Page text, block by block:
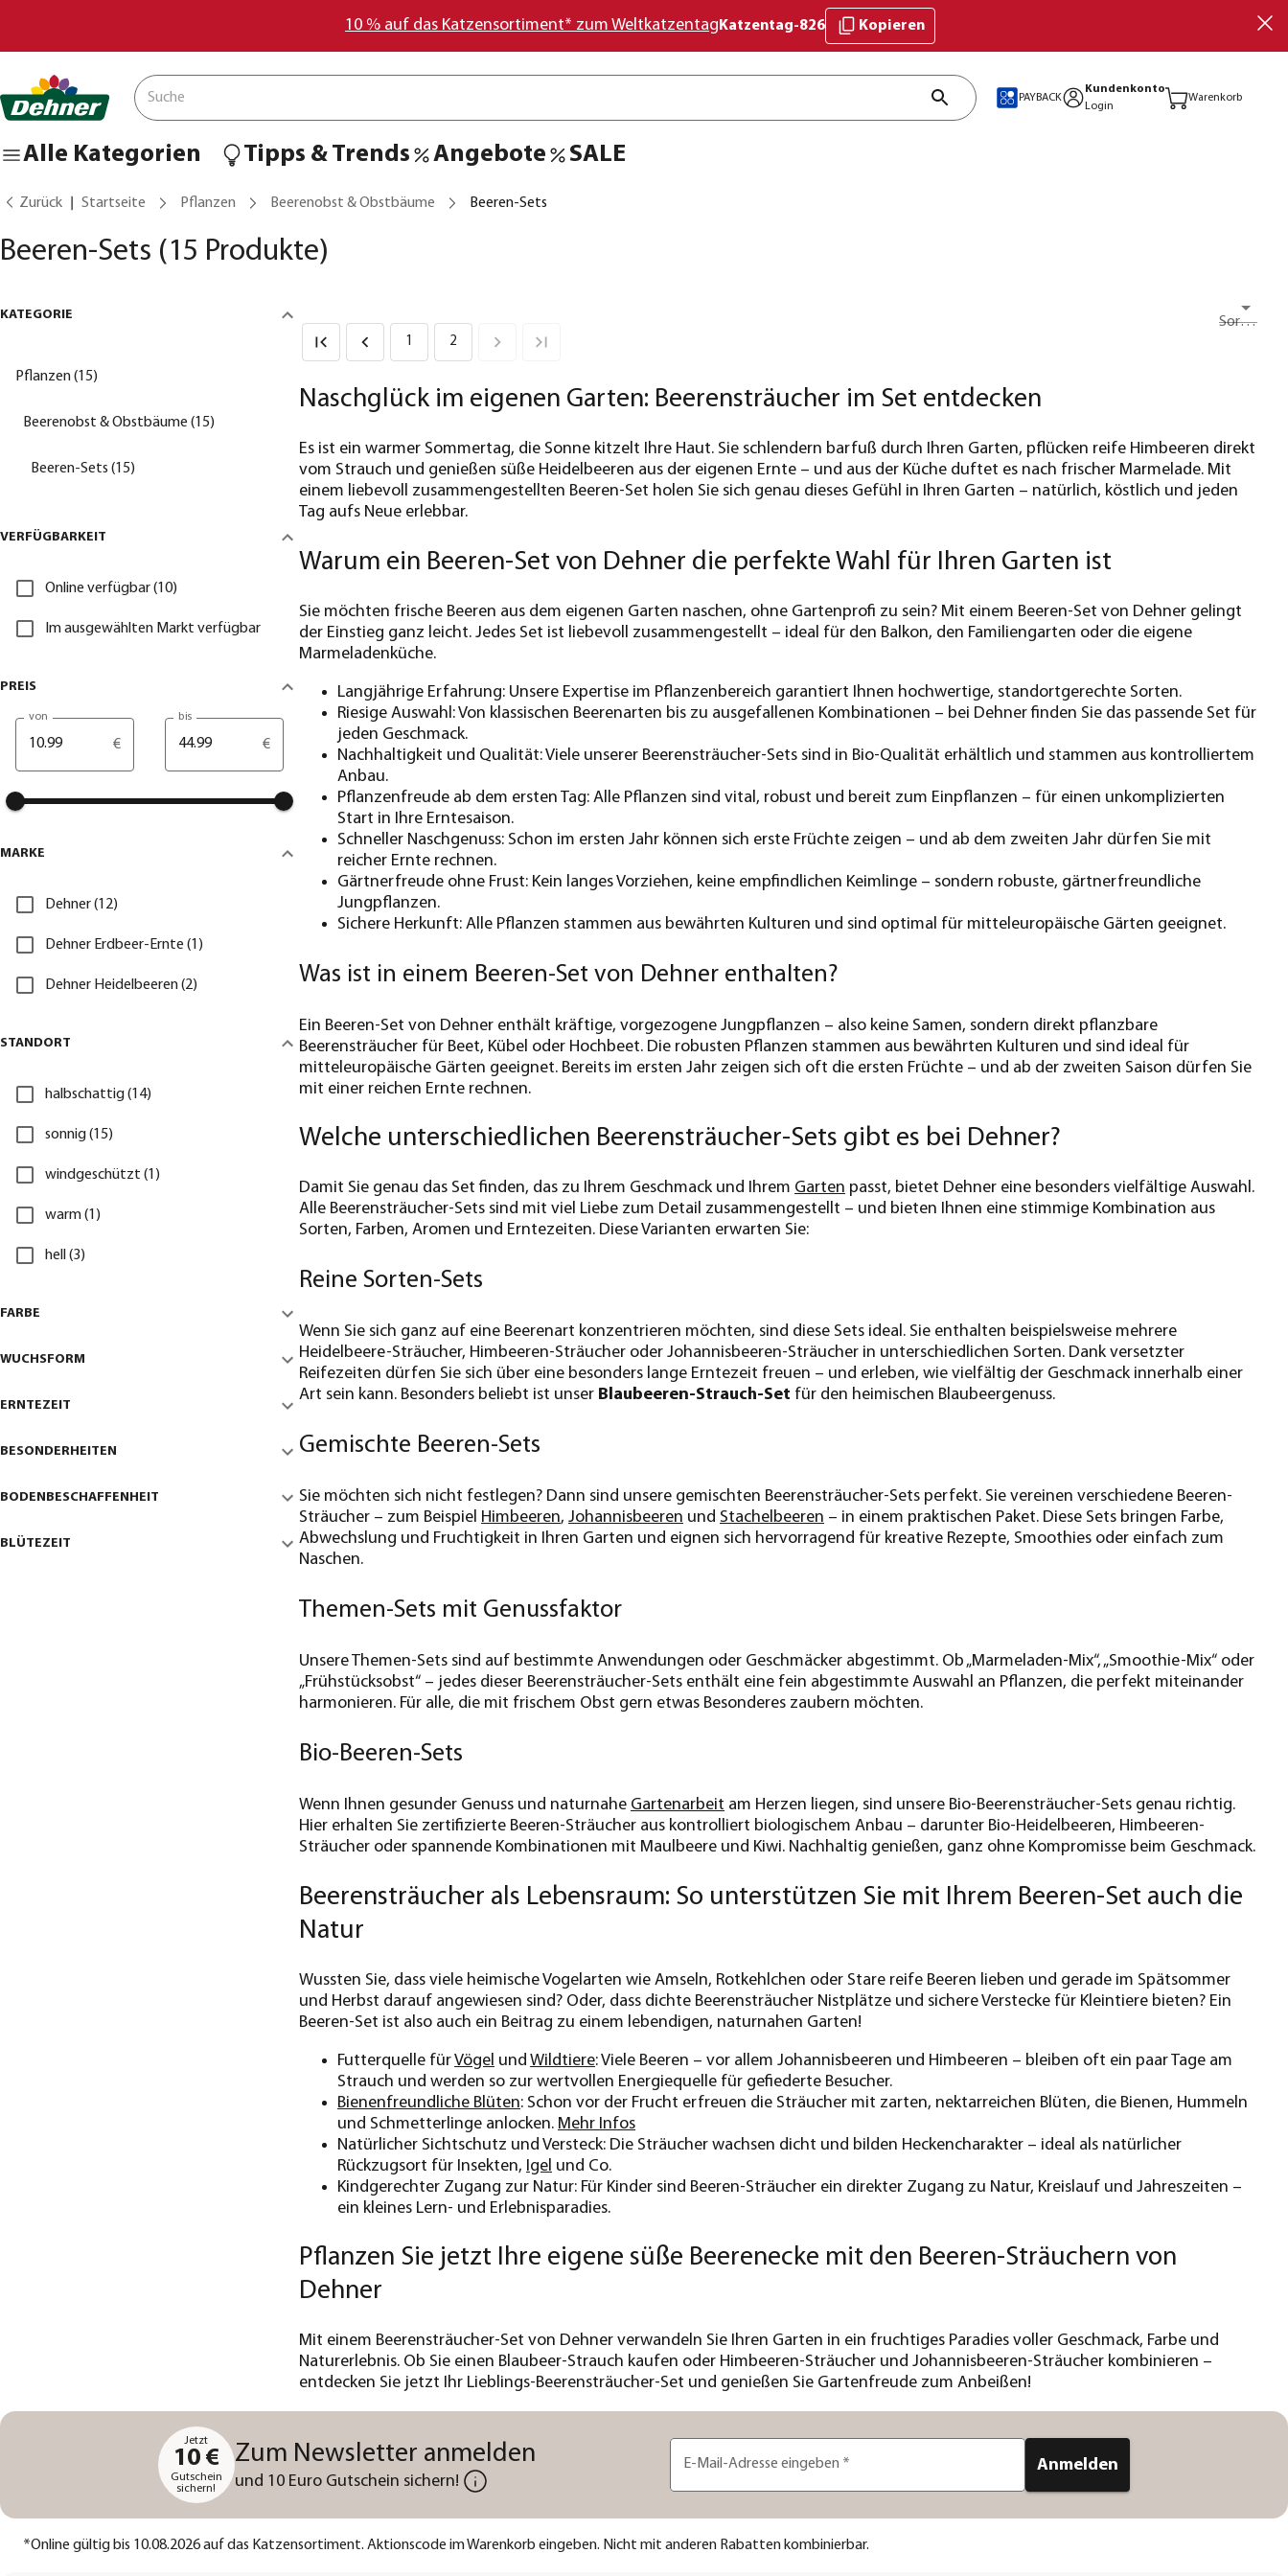
10 % auf das Katzensortiment* zum Weltkatzentag Katzentag-826 Kopieren
PAYBACK
Kundenkonto
Login
Warenkorb
Alle Kategorien Tipps & Trends Angebote SALE
Zurück Startseite Pflanzen Beerenobst & Obstbäume Beeren-Sets
Beeren-Sets (15 Produkte)
KATEGORIE
Pflanzen (15)
Beerenobst & Obstbäume (15)
Beeren-Sets (15)
VERFÜGBARKEIT
Online verfügbar (10)
Im ausgewählten Markt verfügbar
PREIS
von
€
bis
€
MARKE
Dehner (12)
Dehner Erdbeer-Ernte (1)
Dehner Heidelbeeren (2)
STANDORT
halbschattig (14)
sonnig (15)
windgeschützt (1)
warm (1)
hell (3)
FARBE
WUCHSFORM
ERNTEZEIT
BESONDERHEITEN
BODENBESCHAFFENHEIT
BLÜTEZEIT
Sortieren nach
1 2
Naschglück im eigenen Garten: Beerensträucher im Set entdecken
Es ist ein warmer Sommertag, die Sonne kitzelt Ihre Haut. Sie schlendern barfuß durch Ihren Garten, pflücken reife Himbeeren direkt
vom Strauch und genießen süße Heidelbeeren aus der eigenen Ernte – und aus der Küche duftet es nach frischer Marmelade. Mit
einem liebevoll zusammengestellten Beeren-Set holen Sie sich genau dieses Gefühl in Ihren Garten – natürlich, köstlich und jeden
Tag aufs Neue erlebbar.
Warum ein Beeren-Set von Dehner die perfekte Wahl für Ihren Garten ist
Sie möchten frische Beeren aus dem eigenen Garten naschen, ohne Gartenprofi zu sein? Mit einem Beeren-Set von Dehner gelingt
der Einstieg ganz leicht. Jedes Set ist liebevoll zusammengestellt – ideal für den Balkon, den Familiengarten oder die eigene
Marmeladenküche.
Langjährige Erfahrung: Unsere Expertise im Pflanzenbereich garantiert Ihnen hochwertige, standortgerechte Sorten.
Riesige Auswahl: Von klassischen Beerenarten bis zu ausgefallenen Kombinationen – bei Dehner finden Sie das passende Set für
jeden Geschmack.
Nachhaltigkeit und Qualität: Viele unserer Beerensträucher-Sets sind in Bio-Qualität erhältlich und stammen aus kontrolliertem
Anbau.
Pflanzenfreude ab dem ersten Tag: Alle Pflanzen sind vital, robust und bereit zum Einpflanzen – für einen unkomplizierten
Start in Ihre Erntesaison.
Schneller Naschgenuss: Schon im ersten Jahr können sich erste Früchte zeigen – und ab dem zweiten Jahr dürfen Sie mit
reicher Ernte rechnen.
Gärtnerfreude ohne Frust: Kein langes Vorziehen, keine empfindlichen Keimlinge – sondern robuste, gärtnerfreundliche
Jungpflanzen.
Sichere Herkunft: Alle Pflanzen stammen aus bewährten Kulturen und sind optimal für mitteleuropäische Gärten geeignet.
Was ist in einem Beeren-Set von Dehner enthalten?
Ein Beeren-Set von Dehner enthält kräftige, vorgezogene Jungpflanzen – also keine Samen, sondern direkt pflanzbare
Beerensträucher für Beet, Kübel oder Hochbeet. Die robusten Pflanzen stammen aus bewährten Kulturen und sind ideal für
mitteleuropäische Gärten geeignet. Bereits im ersten Jahr zeigen sich oft die ersten Früchte – und ab der zweiten Saison dürfen Sie
mit einer reichen Ernte rechnen.
Welche unterschiedlichen Beerensträucher-Sets gibt es bei Dehner?
Damit Sie genau das Set finden, das zu Ihrem Geschmack und Ihrem Garten passt, bietet Dehner eine besonders vielfältige Auswahl.
Alle Beerensträucher-Sets sind mit viel Liebe zum Detail zusammengestellt – und bieten Ihnen eine stimmige Kombination aus
Sorten, Farben, Aromen und Erntezeiten. Diese Varianten erwarten Sie:
Reine Sorten-Sets
Wenn Sie sich ganz auf eine Beerenart konzentrieren möchten, sind diese Sets ideal. Sie enthalten beispielsweise mehrere
Heidelbeere-Sträucher, Himbeeren-Sträucher oder Johannisbeeren-Sträucher in unterschiedlichen Sorten. Dank versetzter
Reifezeiten dürfen Sie sich über eine besonders lange Erntezeit freuen – und erleben, wie vielfältig der Geschmack innerhalb einer
Art sein kann. Besonders beliebt ist unser Blaubeeren-Strauch-Set für den heimischen Blaubeergenuss.
Gemischte Beeren-Sets
Sie möchten sich nicht festlegen? Dann sind unsere gemischten Beerensträucher-Sets perfekt. Sie vereinen verschiedene Beeren-
Sträucher – zum Beispiel Himbeeren, Johannisbeeren und Stachelbeeren – in einem praktischen Paket. Diese Sets bringen Farbe,
Abwechslung und Fruchtigkeit in Ihren Garten und eignen sich hervorragend für kreative Rezepte, Smoothies oder einfach zum
Naschen.
Themen-Sets mit Genussfaktor
Unsere Themen-Sets sind auf bestimmte Anwendungen oder Geschmäcker abgestimmt. Ob „Marmeladen-Mix“, „Smoothie-Mix“ oder
„Frühstücksobst“ – jedes dieser Beerensträucher-Sets enthält eine fein abgestimmte Auswahl an Pflanzen, die perfekt miteinander
harmonieren. Für alle, die mit frischem Obst gern etwas Besonderes zaubern möchten.
Bio-Beeren-Sets
Wenn Ihnen gesunder Genuss und naturnahe Gartenarbeit am Herzen liegen, sind unsere Bio-Beerensträucher-Sets genau richtig.
Hier erhalten Sie zertifizierte Beeren-Sträucher aus kontrolliert biologischem Anbau – darunter Bio-Heidelbeeren, Himbeeren-
Sträucher oder spannende Kombinationen mit Maulbeere und Kiwi. Nachhaltig genießen, ganz ohne Kompromisse beim Geschmack.
Beerensträucher als Lebensraum: So unterstützen Sie mit Ihrem Beeren-Set auch die
Natur
Wussten Sie, dass viele heimische Vogelarten wie Amseln, Rotkehlchen oder Stare reife Beeren lieben und gerade im Spätsommer
und Herbst darauf angewiesen sind? Oder, dass dichte Beerensträucher Nistplätze und sichere Verstecke für Kleintiere bieten? Ein
Beeren-Set ist also auch ein Beitrag zu einem lebendigen, naturnahen Garten!
Futterquelle fürVögel und Wildtiere: Viele Beeren – vor allem Johannisbeeren und Himbeeren – bleiben oft ein paar Tage am
Strauch und werden so zur wertvollen Energiequelle für gefiederte Besucher.
Bienenfreundliche Blüten: Schon vor der Frucht erfreuen die Sträucher mit zarten, nektarreichen Blüten, die Bienen, Hummeln
und Schmetterlinge anlocken. Mehr Infos
Natürlicher Sichtschutz und Versteck: Die Sträucher wachsen dicht und bilden Heckencharakter – ideal als natürlicher
Rückzugsort für Insekten, Igel und Co.
Kindgerechter Zugang zur Natur: Für Kinder sind Beeren-Sträucher ein direkter Zugang zu Natur, Kreislauf und Jahreszeiten –
ein kleines Lern- und Erlebnisparadies.
Pflanzen Sie jetzt Ihre eigene süße Beerenecke mit den Beeren-Sträuchern von
Dehner
Mit einem Beerensträucher-Set von Dehner verwandeln Sie Ihren Garten in ein fruchtiges Paradies voller Geschmack, Farbe und
Naturerlebnis. Ob Sie einen Blaubeer-Strauch kaufen oder Himbeeren-Sträucher und Johannisbeeren-Sträucher kombinieren –
entdecken Sie jetzt Ihr Lieblings-Beerensträucher-Set und genießen Sie Gartenfreude zum Anbeißen!
Jetzt
10 €
Gutschein
sichern!
Zum Newsletter anmelden
und 10 Euro Gutschein sichern!
E-Mail-Adresse eingeben * Anmelden
*Online gültig bis 10.08.2026 auf das Katzensortiment. Aktionscode im Warenkorb eingeben. Nicht mit anderen Rabatten kombinierbar.